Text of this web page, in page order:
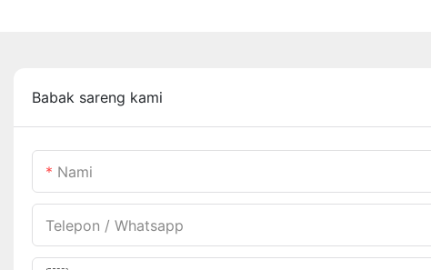
Babak sareng kami
Nami
Telepon / Whatsapp